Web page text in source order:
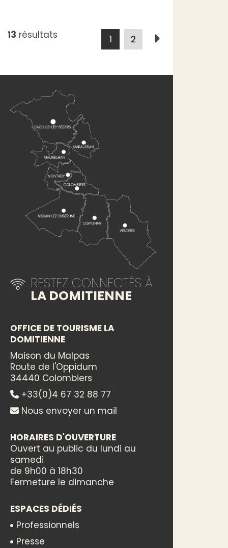
13 résultats 1 2
RESTEZ CONNECTÉS À
LA DOMITIENNE
OFFICE DE TOURISME LA
DOMITIENNE
Maison du Malpas
Route de l'Oppidum
34440 Colombiers
+33(0)4 67 32 88 77
Nous envoyer un mail
HORAIRES D'OUVERTURE
Ouvert au public du lundi au
samedi
de 9h00 à 18h30
Fermeture le dimanche
ESPACES DÉDIÉS
Professionnels
Presse